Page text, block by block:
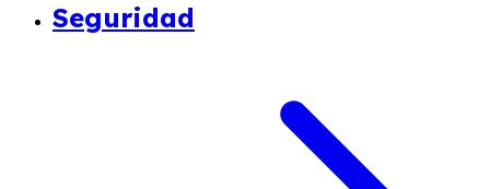
Seguridad